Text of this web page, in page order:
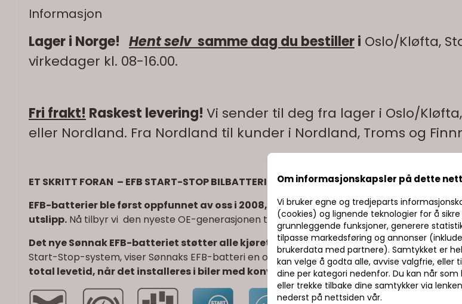
Informasjon
Lager i Norge! Hent selvsamme dag du bestilleri Oslo/Kløfta,
virkedager kl. 08-16.00.
Fri frakt! Raskest levering! Vi sender til deg fra lager i Oslo/
eller Nordland. Fra Nordland til kunder i Nordland, Troms og
ET SKRITT FORAN – EFB START-STOP BILBATTERI
EFB-batterier ble først oppfunnet av oss i 2008, og har spilt en stadig mer
utslipp. Nå tilbyr vi den nyeste OE-generasjonen til ettermarkedet, med Carbon Boost 2.0.
Det nye Sønnak EFB-batteriet støtter alle kjøretøy, med og uten Start-Stop-
Start-Stop-system, viser Sønnaks EFB-batteri en overlegen energigjenvinning og
total levetid, når det installeres i biler med konvensjonell drivlinje.
Om informasjonskapsler på dette
Vi bruker egne og tredjeparts
(cookies) og lignende teknologier for å sikre
grunnleggende funksjoner, generere
tilpasse markedsføring og annonser
brukerdata med partnere). Samtykket er
kan velge å godta alle, avvise valgfrie, eller
dine per kategori nedenfor. Du kan når som
eller trekke tilbake dine samtykker via
nederst på nettsiden vår.